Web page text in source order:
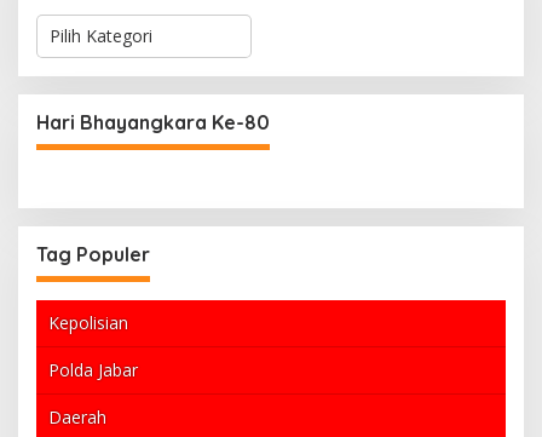
K
e
g
o
r
Hari Bhayangkara Ke-80
Tag Populer
Kepolisian
Polda Jabar
Daerah